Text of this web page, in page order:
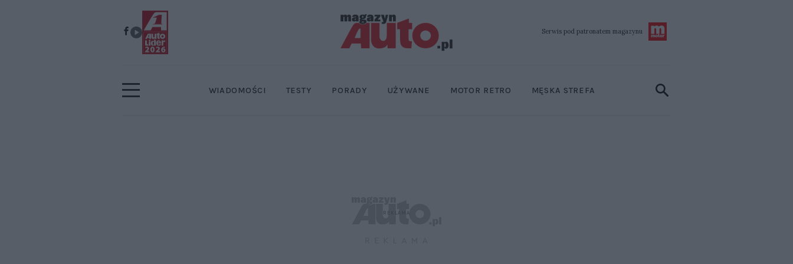
Serwis pod patronatem magazynu
WIADOMOŚCI MOTOR RETRO
TESTY PORADY UŻYWANE MĘSKA STREFA